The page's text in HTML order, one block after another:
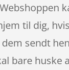
til dig,
sendt
bare huske